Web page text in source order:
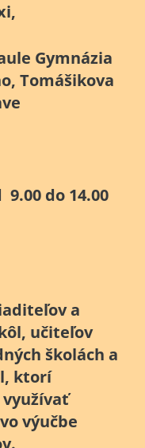
,
Gymnázia
Tomášikova
do 14.00
a
učiteľov
školách a
ktorí
výučbe